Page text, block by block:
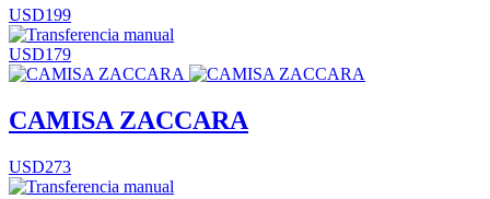
USD199
USD179
CAMISA ZACCARA
USD273